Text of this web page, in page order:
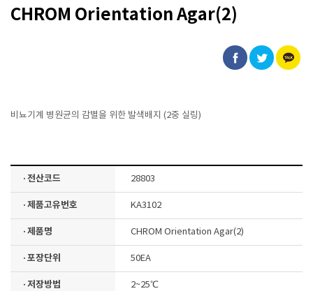
CHROM Orientation Agar(2)
비뇨기계 병원균의 감별을 위한 발색배지 (2중 실링)
· 전산코드 28803
· 제품고유번호 KA3102
· 제품명 CHROM Orientation Agar(2)
· 포장단위 50EA
· 저장방법 2~25℃